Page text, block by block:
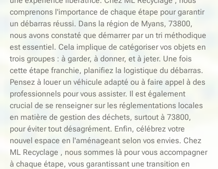
comprenons l'importance de chaque étape pour garantir
un débarras réussi. Dans la région de Myans, 73800,
nous avons constaté que démarrer par un tri méthodique
est essentiel. Cela implique de catégoriser vos objets en
trois groupes : à garder, à donner, et à jeter. Une fois
cette étape franchie, planifiez la logistique du débarras.
Pensez à louer un véhicule adapté ou à faire appel à des
professionnels pour vous assister. Il est également
crucial de se renseigner sur les réglementations locales
en matière de gestion des déchets, surtout à 73800,
pour éviter tout désagrément. Enfin, célébrez votre
nouvel espace en l'aménageant selon vos envies. Chez
ML Recyclage , nous sommes là pour vous accompagner
à chaque étape, vous garantissant une transition en